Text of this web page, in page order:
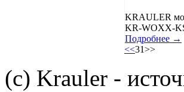
KRAULER
KR-WOXX-
Подробнее →
<<31>>
(c) Krauler -